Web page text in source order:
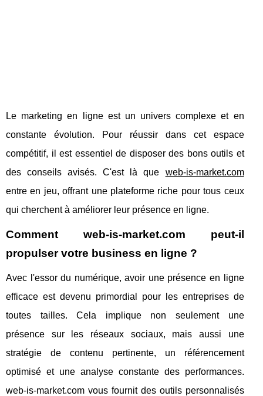
Le marketing en ligne est un univers complexe et en
constante évolution. Pour réussir dans cet espace
compétitif, il est essentiel de disposer des bons outils et
des conseils avisés. C'est là que web-is-market.com
entre en jeu, offrant une plateforme riche pour tous ceux
qui cherchent à améliorer leur présence en ligne.
Comment web-is-market.com peut-il
propulser votre business en ligne ?
Avec l'essor du numérique, avoir une présence en ligne
efficace est devenu primordial pour les entreprises de
toutes tailles. Cela implique non seulement une
présence sur les réseaux sociaux, mais aussi une
stratégie de contenu pertinente, un référencement
optimisé et une analyse constante des performances.
web-is-market.com vous fournit des outils personnalisés